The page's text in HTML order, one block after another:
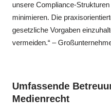
unsere Compliance-
minimieren. Die
gesetzliche Vorgaben
vermeiden.“ –
Umfassende
Medienrecht